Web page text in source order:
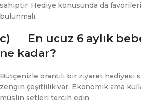
sahiptir. Hediye konusunda da
bulunmalı.
c) En ucuz 6 aylık
ne kadar?
Bütçenizle orantılı bir ziyaret hediyesi
zengin çeşitlilik var. Ekonomik ama
müslin setleri tercih edin.